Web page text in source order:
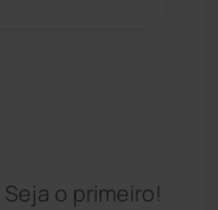
o primeiro!